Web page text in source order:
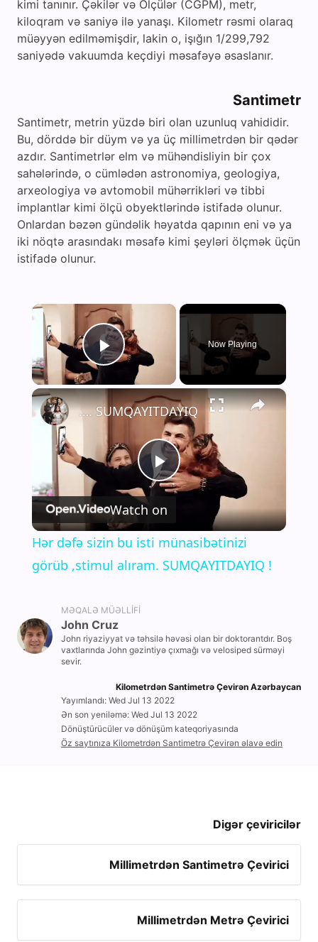
kimi tanınır. Çəkilər və Ölçülər (CGPM), metr,
kiloqram və saniyə ilə yanaşı. Kilometr rəsmi olaraq
müəyyən edilməmişdir, lakin o, işığın 1/299,792
saniyədə vakuumda keçdiyi məsafəyə əsaslanır.
Santimetr
Santimetr, metrin yüzdə biri olan uzunluq vahididir.
Bu, dörddə bir düym və ya üç millimetrdən bir qədər
azdır. Santimetrlər elm və mühəndisliyin bir çox
sahələrində, o cümlədən astronomiya, geologiya,
arxeologiya və avtomobil mühərrikləri və tibbi
implantlar kimi ölçü obyektlərində istifadə olunur.
Onlardan bəzən gündəlik həyatda qapının eni və ya
iki nöqtə arasındakı məsafə kimi şeyləri ölçmək üçün
istifadə olunur.
×
Play Video
Now Playing
×
P
a
V
i
d
Hər dəfə sizin bu isti münasibətinizi görüb ,stimul alıram. SUMQAYITDAYIQ !
Watch on
Hər dəfə sizin bu isti münasibətinizi
görüb ,stimul alıram. SUMQAYITDAYIQ !
MƏQALƏ MÜƏLLIFI
John Cruz
John riyaziyyat və təhsilə həvəsi olan bir doktorantdır. Boş
vaxtlarında John gəzintiyə çıxmağı və velosiped sürməyi
sevir.
Kilometrdən Santimetrə Çevirən Azərbaycan
Yayımlandı: Wed Jul 13 2022
Ən son yeniləmə: Wed Jul 13 2022
Dönüştürücüler və dönüşüm kateqoriyasında
Öz saytınıza Kilometrdən Santimetrə Çevirən əlavə edin
Digər çeviricilər
Millimetrdən Santimetrə Çevirici
Millimetrdən Metrə Çevirici